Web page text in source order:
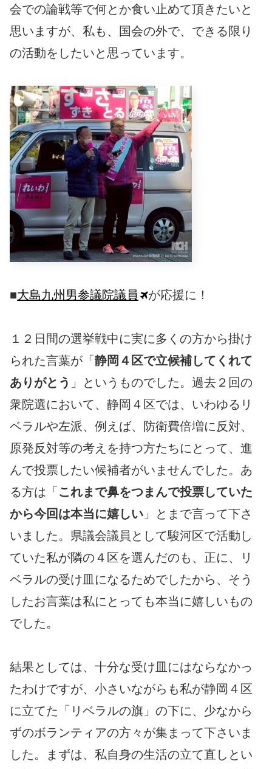
会での論戦等で何とか食い止めて頂きたいと
思いますが、私も、国会の外で、できる限り
の活動をしたいと思っています。
■大島九州男参議院議員 が応援に！
１２日間の選挙戦中に実に多くの方から掛け
られた言葉が「 静岡４区で立候補してくれて
ありがとう 」というものでした。過去２回の
衆院選において、静岡４区では、いわゆるリ
ベラルや左派、例えば、防衛費倍増に反対、
原発反対等の考えを持つ方たちにとって、進
んで投票したい候補者がいませんでした。あ
る方は「 これまで鼻をつまんで投票していた
から今回は本当に嬉しい 」とまで言って下さ
いました。県議会議員として駿河区で活動し
ていた私が隣の４区を選んだのも、正に、リ
ベラルの受け皿になるためでしたから、そう
したお言葉は私にとっても本当に嬉しいもの
でした。
結果としては、十分な受け皿にはならなかっ
たわけですが、小さいながらも私が静岡４区
に立てた「リベラルの旗」の下に、少なから
ずのボランティアの方々が集まって下さいま
した。まずは、私自身の生活の立て直しとい